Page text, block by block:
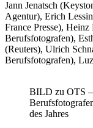
Jann Jenatsch
Agentur), Erich
France Presse),
Berufsfotografen),
(Reuters), Ulrich
Berufsfotografen),
BILD zu OTS
des Jahres